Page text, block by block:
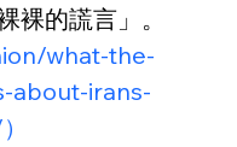
裸的謊言」。
what-the-
about-irans-